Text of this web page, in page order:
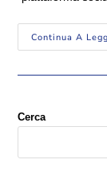
Continua A
Cerca